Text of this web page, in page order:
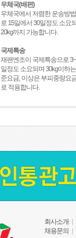
우체국(배편)
우체국에서 저렴한 운송방
로 15일에서 30일정도 소요
20kg까지 가능합니다.
국제특송
재팬엔조이 국제특송으로
일정도 소요되며 30kg이하
준요금, 이상은 부피중량요
로 적용합니다.
회사소개 |
채용문의 |